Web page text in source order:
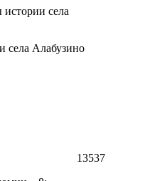
села Алабузино
13537